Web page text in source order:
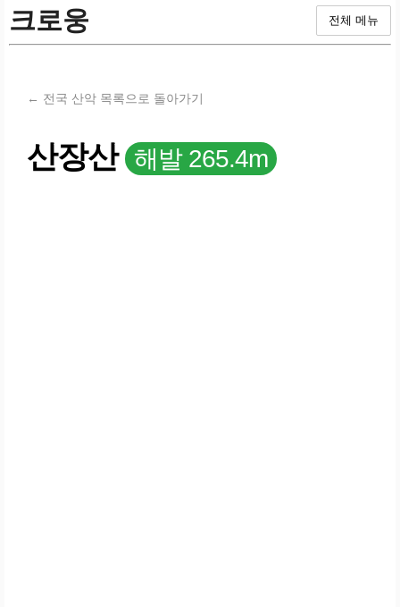
크로웅 전체 메뉴
← 전국 산악 목록으로 돌아가기
산장산 해발 265.4m